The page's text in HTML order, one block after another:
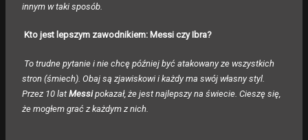
innym w taki sposób.
Kto jest lepszym zawodnikiem: Messi czy Ibra?
To trudne pytanie i nie chcę później być atakowany ze wszystkich
stron (śmiech). Obaj są zjawiskowi i każdy ma swój własny styl.
Przez 10 lat Messipokazał, że jest najlepszy na świecie. Cieszę się,
że mogłem grać z każdym z nich.